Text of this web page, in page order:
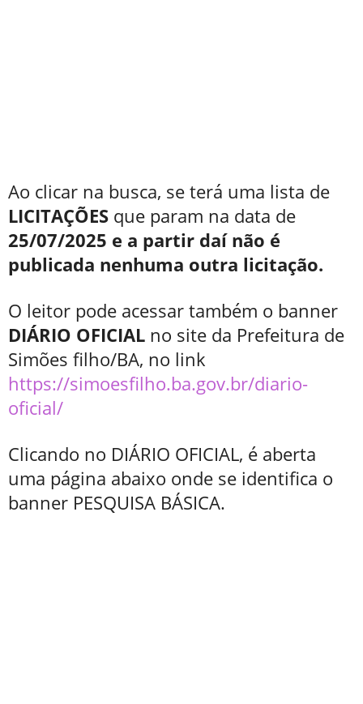
Ao clicar na busca, se terá uma lista de
LICITAÇÕES que param na data de
25/07/2025 e a partir daí não é
publicada nenhuma outra licitação.
O leitor pode acessar também o banner
DIÁRIO OFICIAL no site da Prefeitura de
Simões filho/BA, no link
https://simoesfilho.ba.gov.br/diario-
oficial/
Clicando no DIÁRIO OFICIAL, é aberta
uma página abaixo onde se identifica o
banner PESQUISA BÁSICA.